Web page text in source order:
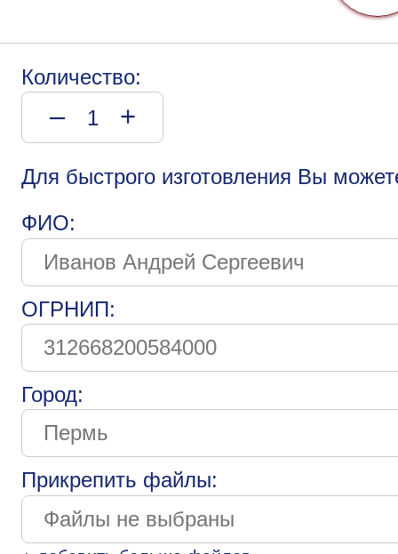
Количество:
– +
Для быстрого изготовления Вы
ФИО:
ОГРНИП:
Город:
Прикрепить файлы: